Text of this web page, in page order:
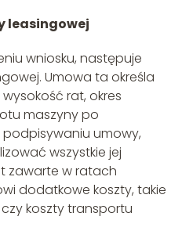
leasingowej
wniosku, następuje
Umowa ta określa
rat, okres
maszyny po
podpisywaniu umowy,
wszystkie jej
zawarte w ratach
dodatkowe koszty, takie
koszty transportu